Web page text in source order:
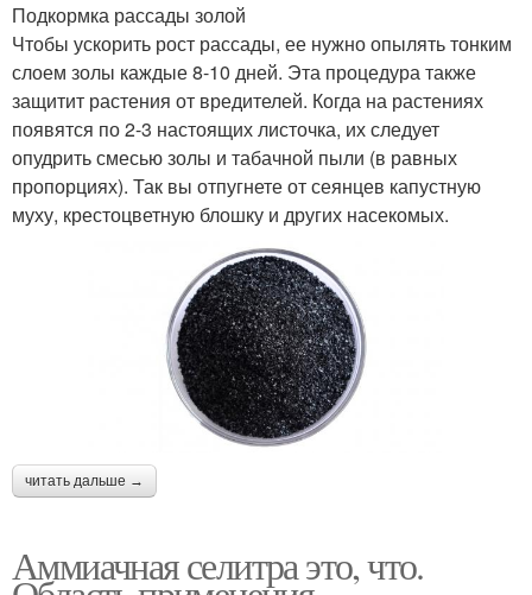
Подкормка рассады золой
Чтобы ускорить рост рассады, ее нужно опылять тонким
слоем золы каждые 8-10 дней. Эта процедура также
защитит растения от вредителей. Когда на растениях
появятся по 2-3 настоящих листочка, их следует
опудрить смесью золы и табачной пыли (в равных
пропорциях). Так вы отпугнете от сеянцев капустную
муху, крестоцветную блошку и других насекомых.
читать дальше →
Аммиачная селитра это, что.